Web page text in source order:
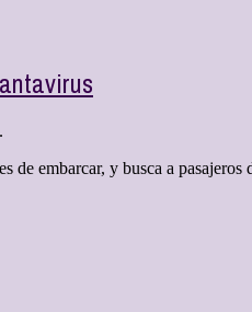
embarcar, y busca a